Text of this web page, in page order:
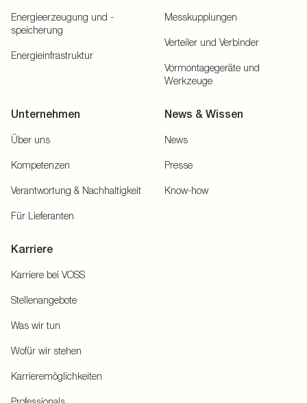
Energieerzeugung und -
speicherung
Energieinfrastruktur
Messkupplungen
Verteiler und Verbinder
Vormontagegeräte und
Werkzeuge
Unternehmen
Über uns
Kompetenzen
Verantwortung & Nachhaltigkeit
Für Lieferanten
News & Wissen
News
Presse
Know-how
Karriere
Karriere bei VOSS
Stellenangebote
Was wir tun
Wofür wir stehen
Karrieremöglichkeiten